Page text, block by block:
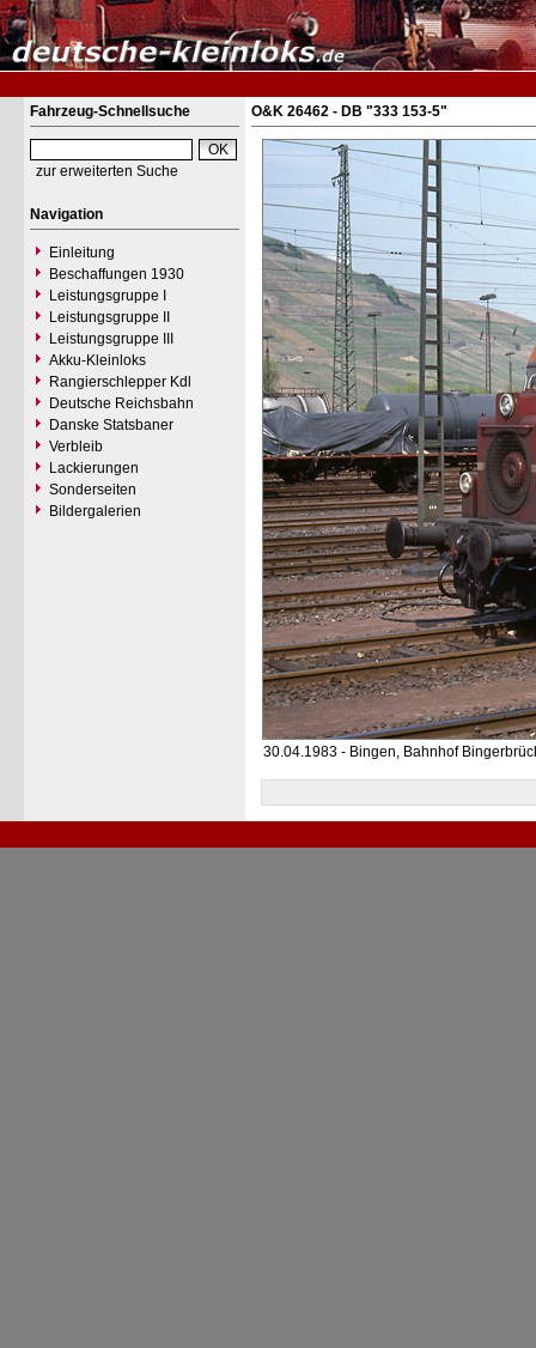
Fahrzeug-Schnellsuche
zur erweiterten Suche
Navigation
Einleitung
Beschaffungen 1930
Leistungsgruppe I
Leistungsgruppe II
Leistungsgruppe III
Akku-Kleinloks
Rangierschlepper Kdl
Deutsche Reichsbahn
Danske Statsbaner
Verbleib
Lackierungen
Sonderseiten
Bildergalerien
O&K 26462 - DB "333 153-5"
30.04.1983 - Bingen, Bahnhof